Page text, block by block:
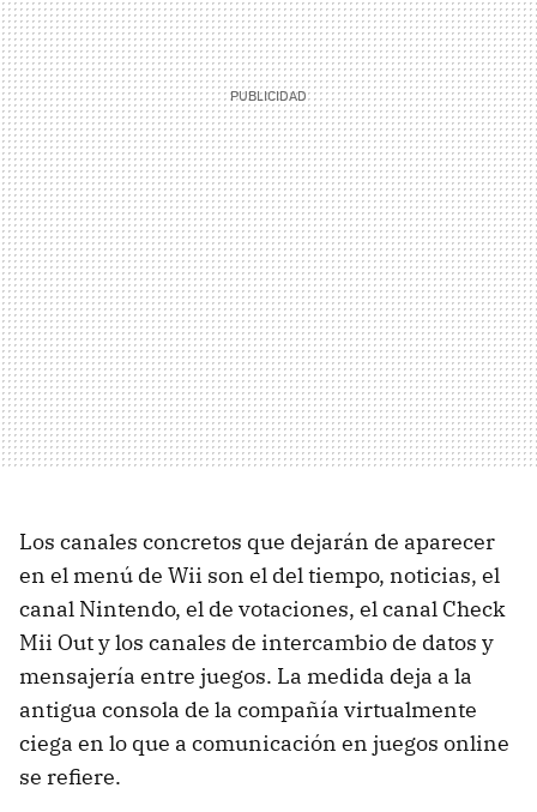
Los canales concretos que dejarán de aparecer
en el menú de Wii son el del tiempo, noticias, el
canal Nintendo, el de votaciones, el canal Check
Mii Out y los canales de intercambio de datos y
mensajería entre juegos. La medida deja a la
antigua consola de la compañía virtualmente
ciega en lo que a comunicación en juegos online
se refiere.